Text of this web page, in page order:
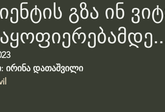
გზა ინ
ირინა დათაშვილი